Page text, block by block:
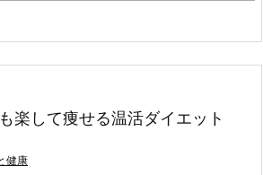
楽して痩せる温活ダイエット
健康